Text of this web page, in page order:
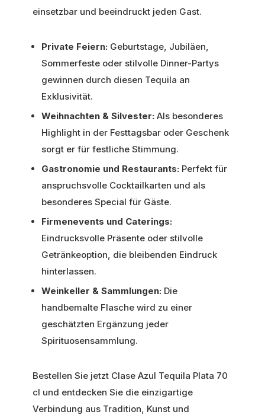
einsetzbar und beeindruckt jeden Gast.
Private Feiern: Geburtstage, Jubiläen,
Sommerfeste oder stilvolle Dinner-Partys
gewinnen durch diesen Tequila an
Exklusivität.
Weihnachten & Silvester: Als besonderes
Highlight in der Festtagsbar oder Geschenk
sorgt er für festliche Stimmung.
Gastronomie und Restaurants: Perfekt für
anspruchsvolle Cocktailkarten und als
besonderes Special für Gäste.
Firmenevents und Caterings:
Eindrucksvolle Präsente oder stilvolle
Getränkeoption, die bleibenden Eindruck
hinterlassen.
Weinkeller & Sammlungen: Die
handbemalte Flasche wird zu einer
geschätzten Ergänzung jeder
Spirituosensammlung.
Bestellen Sie jetzt Clase Azul Tequila Plata 70
cl und entdecken Sie die einzigartige
Verbindung aus Tradition, Kunst und